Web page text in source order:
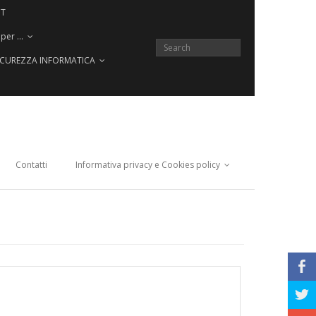
…
INFORMATICA
Contatti Informativa privacy e Cookies policy
b
a